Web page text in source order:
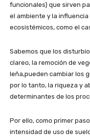
funcionales) que sirven
el ambiente y la
ecosistémicos, como el
Sabemos que los
clareo, la remoción de
leña,pueden cambiar los
por lo tanto, la riqueza y
determinantes de los
Por ello, como primer
intensidad de uso de